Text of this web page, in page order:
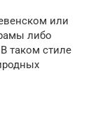
или
либо
таком стиле